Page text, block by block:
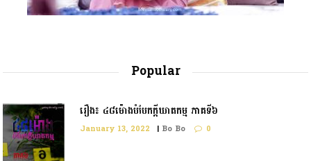
Popular
រឿង៖ ៤៨ម៉ោងបំបែកក្តីឃាតកម្ម ភាគទី៦
January 13, 2022 | Bo Bo 0